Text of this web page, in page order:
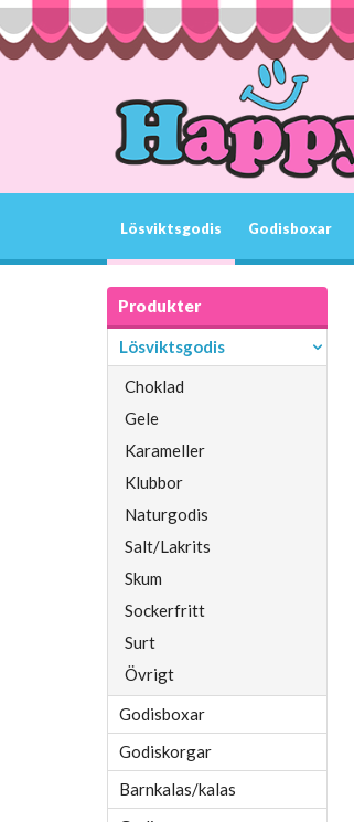
Lösviktsgodis Godisboxar
Produkter
Lösviktsgodis
Choklad
Gele
Karameller
Klubbor
Naturgodis
Salt/Lakrits
Skum
Sockerfritt
Surt
Övrigt
Godisboxar
Godiskorgar
Barnkalas/kalas